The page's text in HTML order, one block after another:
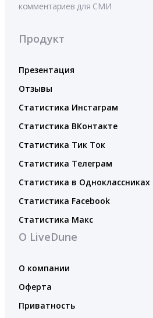
комментариев для СМИ
Продукт
Презентация
Отзывы
Статистика Инстаграм
Статистика ВКонтакте
Статистика Тик Ток
Статистика Телеграм
Статистика в Одноклассниках
Статистика Facebook
Статистика Макс
О LiveDune
О компании
Оферта
Приватность